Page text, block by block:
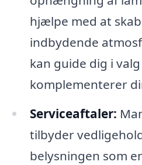
hjælpe med at
indbydende
kan guide dig i
komplementerer
Serviceaftaler:
tilbyder
belysningen som